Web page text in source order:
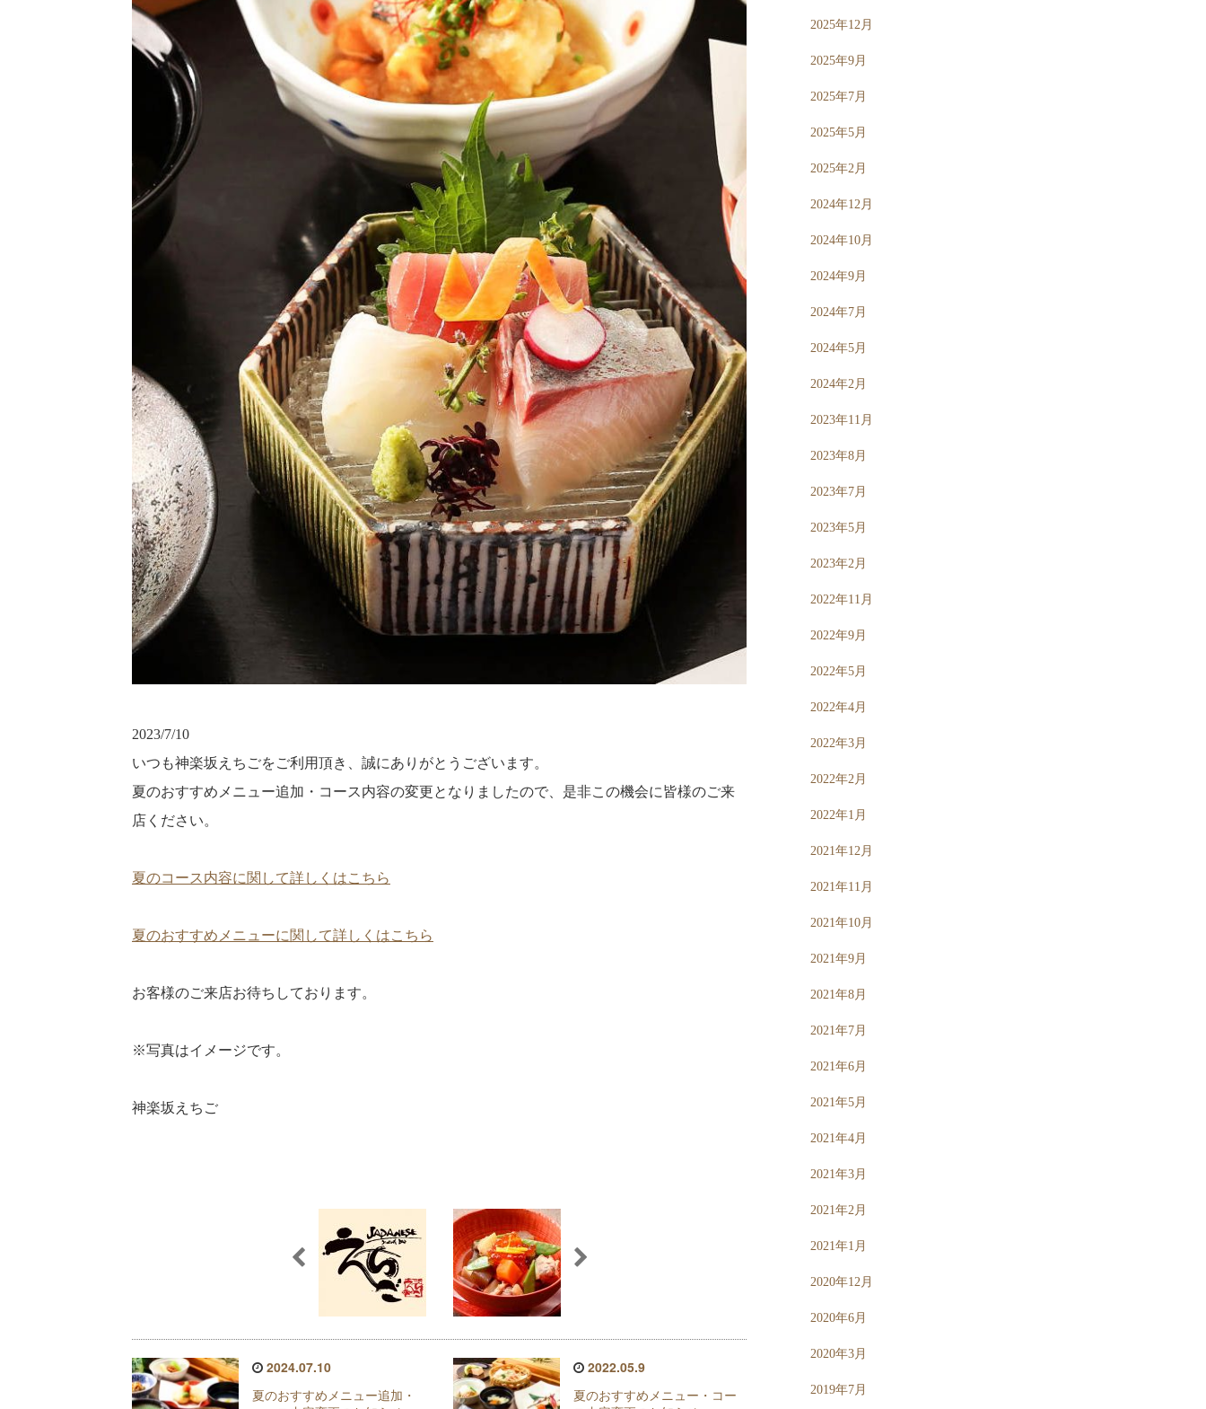
2023/7/10
いつも神楽坂えちごをご利用頂き、誠にありがとうございます。
夏のおすすめメニュー追加・コース内容の変更となりましたので、是非この機会に皆様のご来
店ください。
夏のコース内容に関して詳しくはこちら
夏のおすすめメニューに関して詳しくはこちら
お客様のご来店お待ちしております。
※写真はイメージです。
神楽坂えちご
2024.07.10
夏のおすすめメニュー追加・
2022.05.9
夏のおすすめメニュー・コー
2025年12月
2025年9月
2025年7月
2025年5月
2025年2月
2024年12月
2024年10月
2024年9月
2024年7月
2024年5月
2024年2月
2023年11月
2023年8月
2023年7月
2023年5月
2023年2月
2022年11月
2022年9月
2022年5月
2022年4月
2022年3月
2022年2月
2022年1月
2021年12月
2021年11月
2021年10月
2021年9月
2021年8月
2021年7月
2021年6月
2021年5月
2021年4月
2021年3月
2021年2月
2021年1月
2020年12月
2020年6月
2020年3月
2019年7月